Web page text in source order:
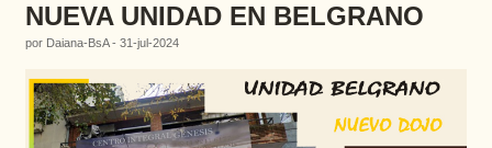
NUEVA UNIDAD EN BELGRANO
por Daiana-BsA - 31-jul-2024